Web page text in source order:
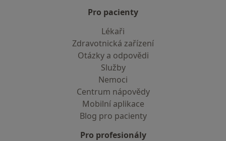
Pro pacienty
Lékaři
Zdravotnická zařízení
Otázky a odpovědi
Služby
Nemoci
Centrum nápovědy
Mobilní aplikace
Blog pro pacienty
Pro profesionály